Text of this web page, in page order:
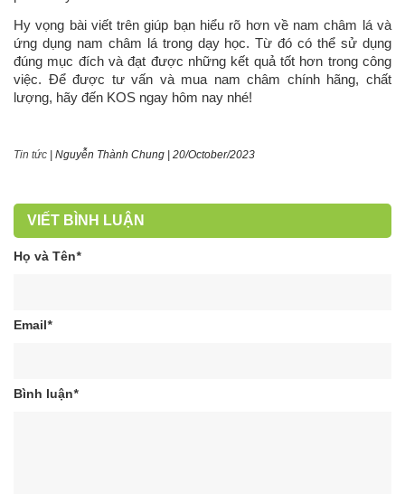
Hy vọng bài viết trên giúp bạn hiểu rõ hơn về nam châm lá và
ứng dụng nam châm lá trong dạy học. Từ đó có thể sử dụng
đúng mục đích và đạt được những kết quả tốt hơn trong công
việc. Để được tư vấn và mua nam châm chính hãng, chất
lượng, hãy đến KOS ngay hôm nay nhé!
Tin tức | Nguyễn Thành Chung | 20/October/2023
VIẾT BÌNH LUẬN
Họ và Tên*
Email*
Bình luận*